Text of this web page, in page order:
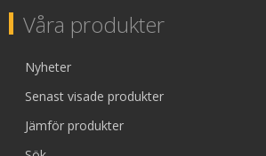
Våra produkter
Nyheter
Senast visade produkter
Jämför produkter